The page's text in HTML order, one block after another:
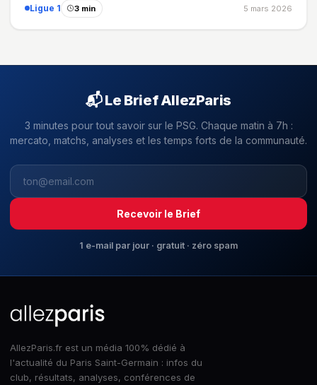
Ligue 1 3 min 5 mars 2026
📬 Le Brief AllezParis
3 minutes pour tout savoir sur le PSG. Chaque matin à 7h :
mercato, matchs, analyses et les temps forts de la communauté.
Recevoir le Brief
1 e-mail par jour · gratuit · zéro spam
AllezParis.fr est un média 100% dédié à
l'actualité du Paris Saint-Germain : infos du
club, résultats, analyses, conférences de